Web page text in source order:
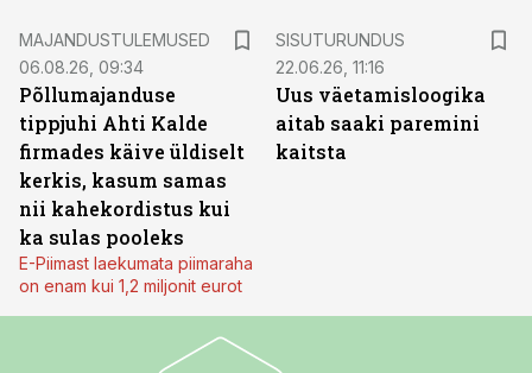
MAJANDUSTULEMUSED
06.08.26, 09:34
Põllumajanduse
tippjuhi Ahti Kalde
firmades käive üldiselt
kerkis, kasum samas
nii kahekordistus kui
ka sulas pooleks
E-Piimast laekumata piimaraha
on enam kui 1,2 miljonit eurot
SISUTURUNDUS
22.06.26, 11:16
Uus väetamisloogika
aitab saaki paremini
kaitsta